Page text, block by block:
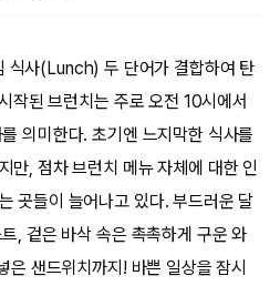
사(Lunch) 두 단어가 결합하여 탄
작된 브런치는 주로 오전 10시에서
의미한다. 초기엔 느지막한 식사를
만, 점차 브런치 메뉴 자체에 대한 인
곳들이 늘어나고 있다. 부드러운 달
, 겉은 바삭 속은 촉촉하게 구운 와
은 샌드위치까지! 바쁜 일상을 잠시